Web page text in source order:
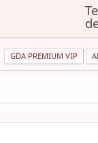
GDA PREMIUM VIP